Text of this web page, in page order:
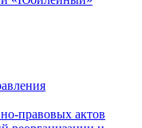
правовых актов